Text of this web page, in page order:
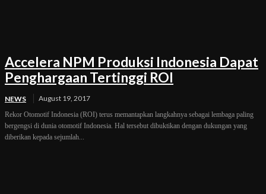
Accelera NPM Produksi Indonesia Dapat
Penghargaan Tertinggi ROI
NEWS August 19, 2017
Rekor Otomotif Indonesia (ROI) terus memantapkan langkahnya sebagai lembaga paling
bergengsi di dunia otomotif Indonesia. Hal tersebut dibuktikan dengan dukungan yang
diberikan kepada sejumlah...